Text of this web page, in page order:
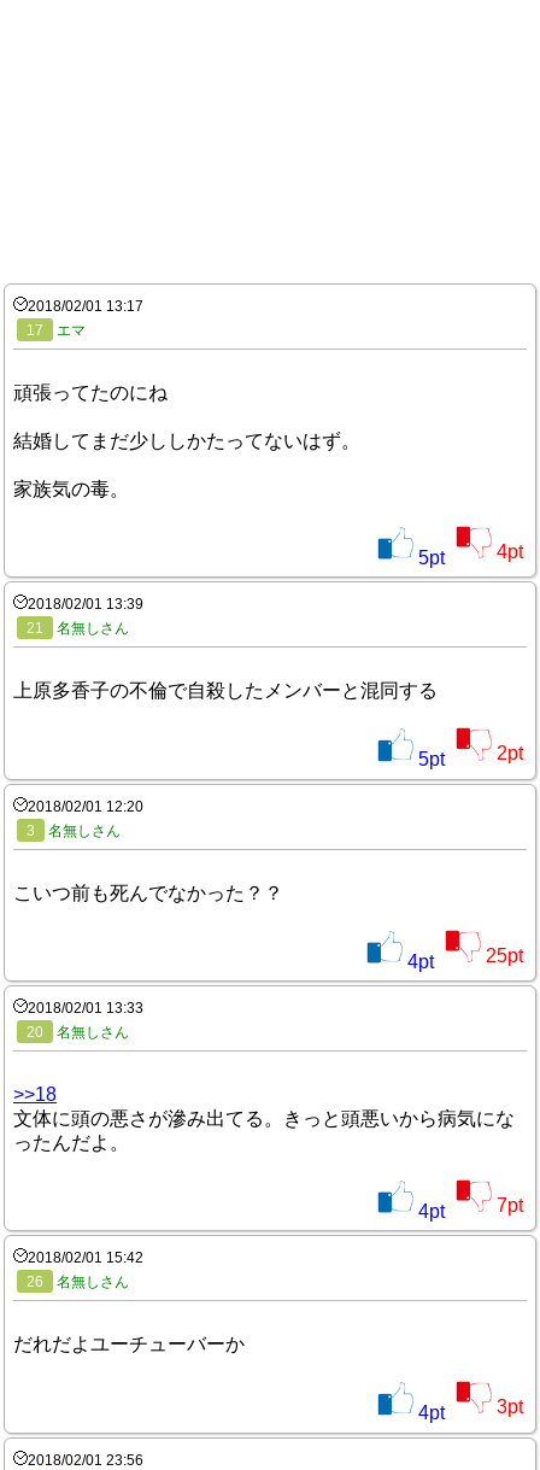
2018/02/01 13:17
17
エマ
頑張ってたのにね
結婚してまだ少ししかたってないはず。
家族気の毒。
5pt 4pt
2018/02/01 13:39
21
名無しさん
上原多香子の不倫で自殺したメンバーと混同する
5pt 2pt
2018/02/01 12:20
3
名無しさん
こいつ前も死んでなかった？？
4pt 25pt
2018/02/01 13:33
20
名無しさん
>>18
文体に頭の悪さが滲み出てる。きっと頭悪いから病気にな
ったんだよ。
4pt 7pt
2018/02/01 15:42
26
名無しさん
だれだよユーチューバーか
4pt 3pt
2018/02/01 23:56